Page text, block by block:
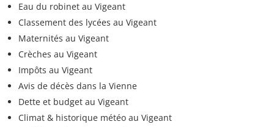
Eau du robinet au Vigeant
Classement des lycées au Vigeant
Maternités au Vigeant
Crèches au Vigeant
Impôts au Vigeant
Avis de décès dans la Vienne
Dette et budget au Vigeant
Climat & historique météo au Vigeant